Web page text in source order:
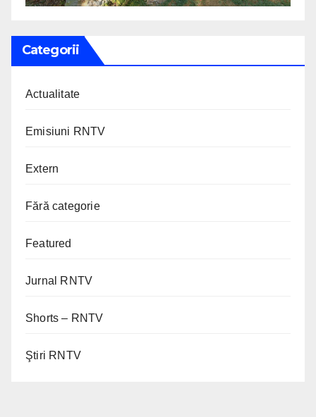
Categorii
Actualitate
Emisiuni RNTV
Extern
Fără categorie
Featured
Jurnal RNTV
Shorts – RNTV
Ştiri RNTV